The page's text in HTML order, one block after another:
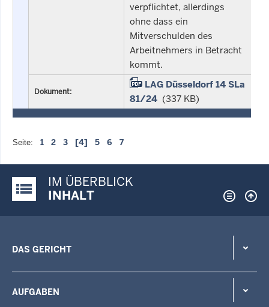
verpflichtet, allerdings
ohne dass ein
Mitverschulden des
Arbeitnehmers in Betracht
kommt.
Dokument:
LAG Düsseldorf 14 SLa
81/24 (337 KB)
Seite: 1 2 3 [4] 5 6 7
Justiz-Portal im Überblick:
IM ÜBERBLICK
INHALT
DAS GERICHT
AUFGABEN